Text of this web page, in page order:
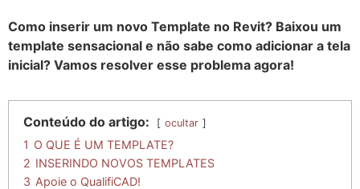
Como inserir um novo Template no Revit? Baixou um
template sensacional e não sabe como adicionar a tela
inicial? Vamos resolver esse problema agora!
Conteúdo do artigo: ocultar
1 O QUE É UM TEMPLATE?
2 INSERINDO NOVOS TEMPLATES
3 Apoie o QualifiCAD!